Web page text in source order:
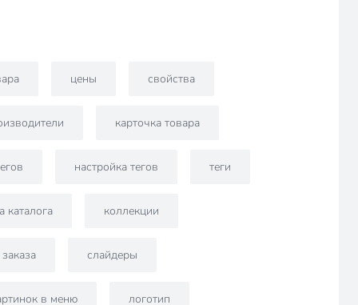
цены свойства
карточка товара
настройка тегов теги
каталога коллекции
слайдеры
в меню логотип